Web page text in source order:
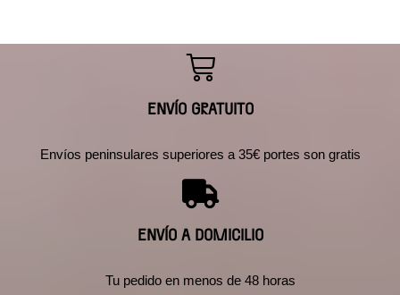
ENVÍO GRATUITO
Envíos peninsulares superiores a 35€ portes son gratis
ENVÍO A DOMICILIO
Tu pedido en menos de 48 horas